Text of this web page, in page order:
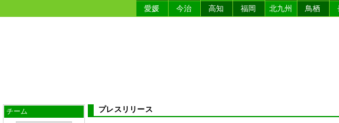
愛媛
今治 高知 福岡 北九州 鳥栖
チーム プレスリリース